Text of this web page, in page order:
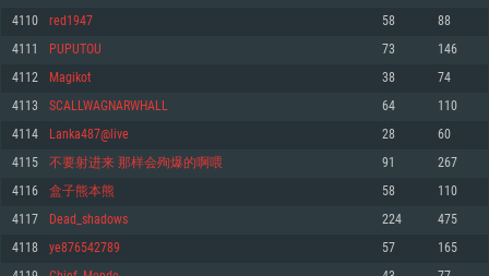
메모리: 4GB
그래픽 카드: DirectX 11 이상을 지원하는 AMD Radeon 77XX / NVIDIA
GeForce GT 660. 최소 사양 해상도: 720p
네트워크: 브로드밴드 인터넷
여유 저장 공간: 22.1 GB (최소 클라이언트)
권장 사양
메모리: 6 GB
그래픽 카드: Metal 을 지원하는 Intel Iris Pro 5200 (Mac), 혹은 이와 비슷한 성
능을 가지는 Mac 버전의 AMD/Nvidia. 최소 해상도: 720p
네트워크: 브로드밴드 인터넷
여유 저장 공간: 22.1 GB (최소 클라이언트)
권장 사양
메모리: 4 GB
그래픽 카드: Vulkan 을 지원하고, 최신 그래픽 드라이버를 지원하는 NVIDIA
660 (6개월 미만) 혹은 그와 동급의 성능을 가지며 최신 그래픽 드라이버를 지
원하는 AMD (6개월 미만; 최소사양 지원 해상도 720p)
네트워크: 브로드밴드 인터넷
여유 저장 공간: 22.1 GB (최소 클라이언트)
권장 사양
운영체제: Ubuntu 20.04 64bit
프로세서: Intel Core i7
4110 red1947 58 88
4111 PUPUTOU 73 146
4112 Magikot 38 74
4113 SCALLWAGNARWHALL 64 110
4114 Lanka487@live 28 60
4115 不要射进来 那样会殉爆的啊喂 91 267
4116 盒子熊本熊 58 110
4117 Dead_shadows 224 475
4118 ye876542789 57 165